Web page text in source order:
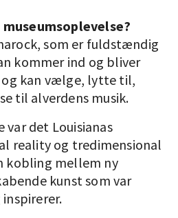
som er fuldstændig
kommer ind og bliver
og kan vælge, lytte til,
til alverdens musik.
var det Louisianas
reality og tredimensional
kobling mellem ny
kunst som var